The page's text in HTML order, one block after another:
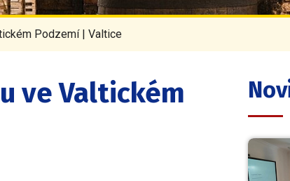
Podzemí | Valtice
ve Valtickém